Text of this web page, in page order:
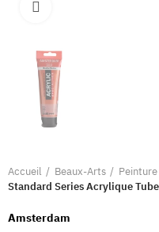
Accueil Beaux-Arts Peinture
Standard Series Acrylique
Amsterdam